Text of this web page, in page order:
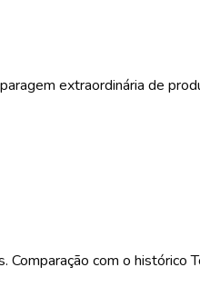
extraordinária de
com o